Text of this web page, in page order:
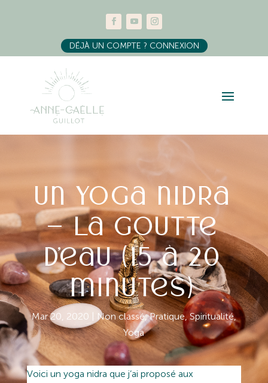
DÉJÀ UN COMPTE ? CONNEXION
Un yoga nidra
– La goutte
d’eau (15 à 20
minutes)
Mar 20, 2020 Non classé,Pratique,Spiritualité,
Yoga
Voici un yoga nidra que j’ai proposé aux